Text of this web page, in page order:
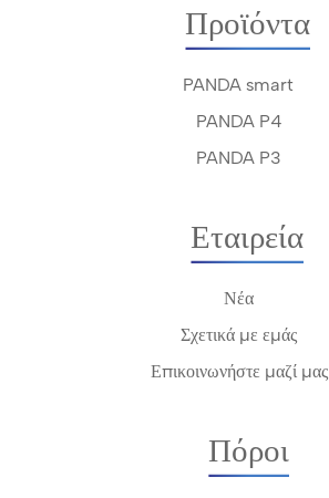
Προϊόντα
PANDA smart
PANDA P4
PANDA P3
Εταιρεία
Νέα
Σχετικά με εμάς
Επικοινωνήστε μαζί μας
Πόροι